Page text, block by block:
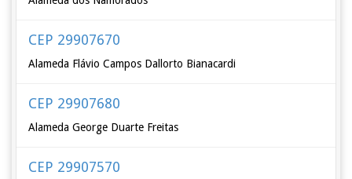
CEP 29907670
Alameda Flávio Campos Dallorto Bianacardi
CEP 29907680
Alameda George Duarte Freitas
CEP 29907570